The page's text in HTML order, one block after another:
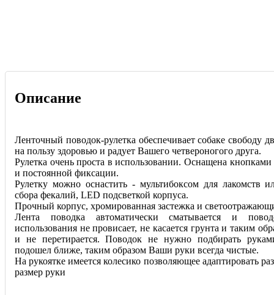
Описание
Ленточный поводок-рулетка обеспечивает собаке свободу
на пользу здоровью и радует Вашего четвероногого друга.
Рулетка очень проста в использовании. Оснащена кнопками
и постоянной фиксации.
Рулетку можно оснастить - мультибоксом для лакомств
сбора фекалий, LED подсветкой корпуса.
Прочный корпус, хромированная застежка и
Лента поводка автоматически сматывается и
использования не провисает, не касается грунта и таким
и не перетирается. Поводок не нужно подбирать
подошел ближе, таким образом Ваши руки всегда чистые.
На рукоятке имеется колесико позволяющее адаптировать
размер руки